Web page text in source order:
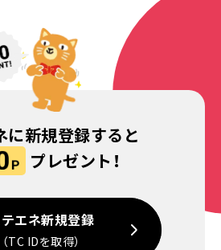
に新規登録すると
プレゼント！
エネ新規登録
（TC IDを取得）